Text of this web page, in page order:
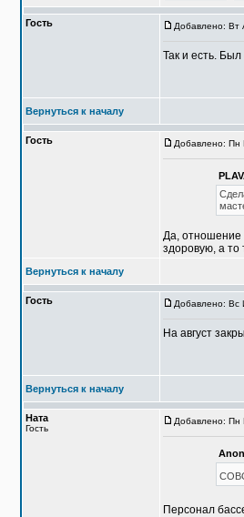
Гость Добавлено: Вт
Так и есть.
Вернуться к началу
Гость Добавлено: Пн
Да, отношение
здоровую, а то
Вернуться к началу
Гость Добавлено: Вс
На август
Вернуться к началу
Ната
Гость
Добавлено: Пн
Персонал